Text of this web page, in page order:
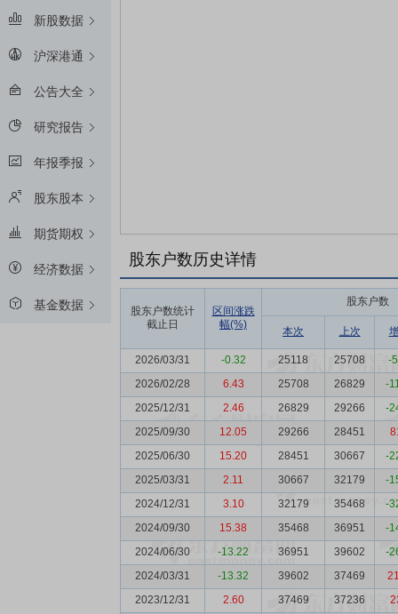
新股数据
沪深港通
公告大全
研究报告
年报季报
股东股本
期货期权
经济数据
基金数据
股东户数历史详情
股东户数统计
截止日
区间涨跌
幅(%)
股东户数
本次 上次
2026/03/31 -0.32 25118 25708
-
2026/02/28
6.43 25708 26829
-
2025/12/31
2.46 26829 29266
-
2025/09/30
12.05 29266 28451
2025/06/30
15.20 28451 30667
-
2025/03/31
2.11 30667 32179
-
2024/12/31
3.10 32179 35468
-
2024/09/30
15.38 35468 36951
-
2024/06/30
-13.22 36951 39602
-
2024/03/31
-13.32 39602 37469
2023/12/31
2.60 37469 37236